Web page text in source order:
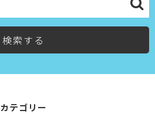
検索する
カテゴリー